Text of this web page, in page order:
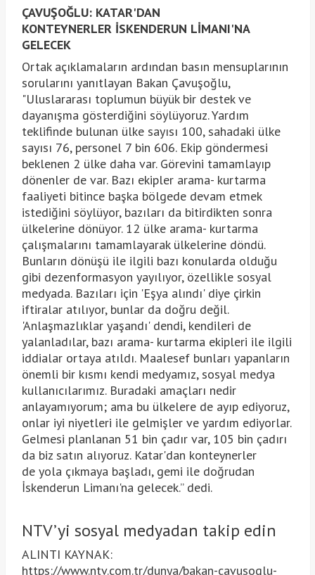
ÇAVUŞOĞLU: KATAR'DAN
KONTEYNERLER İSKENDERUN LİMANI'NA
GELECEK
Ortak açıklamaların ardından basın mensuplarının
sorularını yanıtlayan Bakan Çavuşoğlu,
"Uluslararası toplumun büyük bir destek ve
dayanışma gösterdiğini söylüyoruz. Yardım
teklifinde bulunan ülke sayısı 100, sahadaki ülke
sayısı 76, personel 7 bin 606. Ekip göndermesi
beklenen 2 ülke daha var. Görevini tamamlayıp
dönenler de var. Bazı ekipler arama- kurtarma
faaliyeti bitince başka bölgede devam etmek
istediğini söylüyor, bazıları da bitirdikten sonra
ülkelerine dönüyor. 12 ülke arama- kurtarma
çalışmalarını tamamlayarak ülkelerine döndü.
Bunların dönüşü ile ilgili bazı konularda olduğu
gibi dezenformasyon yayılıyor, özellikle sosyal
medyada. Bazıları için 'Eşya alındı' diye çirkin
iftiralar atılıyor, bunlar da doğru değil.
'Anlaşmazlıklar yaşandı' dendi, kendileri de
yalanladılar, bazı arama- kurtarma ekipleri ile ilgili
iddialar ortaya atıldı. Maalesef bunları yapanların
önemli bir kısmı kendi medyamız, sosyal medya
kullanıcılarımız. Buradaki amaçları nedir
anlayamıyorum; ama bu ülkelere de ayıp ediyoruz,
onlar iyi niyetleri ile gelmişler ve yardım ediyorlar.
Gelmesi planlanan 51 bin çadır var, 105 bin çadırı
da biz satın alıyoruz. Katar'dan konteynerler
de yola çıkmaya başladı, gemi ile doğrudan
İskenderun Limanı'na gelecek.” dedi.
NTV’yi sosyal medyadan takip edin
ALINTI KAYNAK:
https://www.ntv.com.tr/dunya/bakan-cavusoglu-